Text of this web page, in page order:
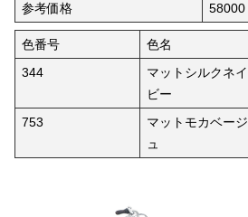
参考価格
58000
色番号 色名
344
マットシルクネイ
ビー
753
マットモカベージ
ュ